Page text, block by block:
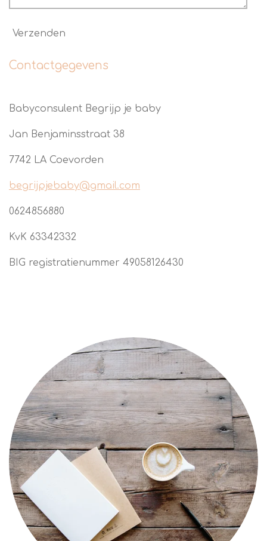
Verzenden
Contactgegevens
Babyconsulent Begrijp je baby
Jan Benjaminsstraat 38
7742 LA Coevorden
begrijpjebaby@gmail.com
0624856880
KvK 63342332
BIG registratienummer 49058126430